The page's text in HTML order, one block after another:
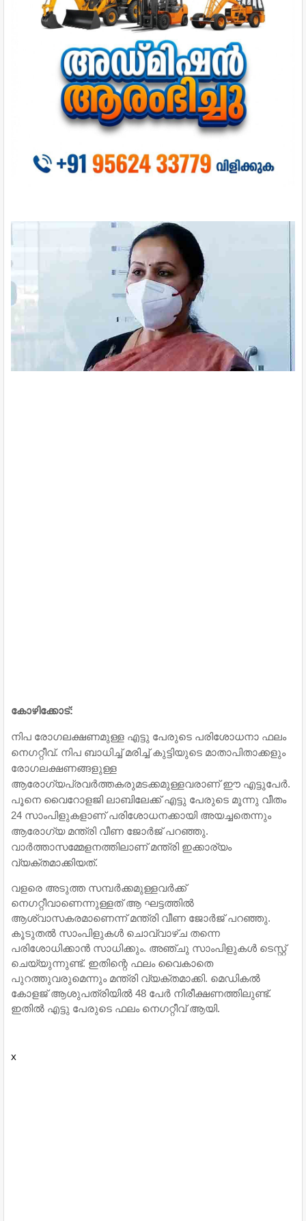
കോഴിക്കോട്:
നിപ രോഗലക്ഷണമുള്ള എട്ടു പേരുടെ പരിശോധനാ ഫലം
നെഗറ്റീവ്. നിപ ബാധിച്ച് മരിച്ച് കുട്ടിയുടെ മാതാപിതാക്കളും
രോഗലക്ഷണങ്ങളുള്ള
ആരോഗ്യപ്രവര്‍ത്തകരുമടക്കമുള്ളവരാണ് ഈ എട്ടുപേര്‍.
പൂനെ വൈറോളജി ലാബിലേക്ക് എട്ടു പേരുടെ മൂന്നു വീതം
24 സാംപിളുകളാണ് പരിശോധനക്കായി അയച്ചതെന്നും
ആരോഗ്യ മന്ത്രി വീണ ജോര്‍ജ് പറഞ്ഞു.
വാര്‍ത്താസമ്മേളനത്തിലാണ് മന്ത്രി ഇക്കാര്യം
വ്യക്തമാക്കിയത്.
വളരെ അടുത്ത സമ്പര്‍ക്കമുള്ളവര്‍ക്ക്
നെഗറ്റീവാണെന്നുള്ളത് ആ ഘട്ടത്തില്‍
ആശ്വാസകരമാണെന്ന് മന്ത്രി വീണ ജോര്‍ജ് പറഞ്ഞു.
കൂടുതല്‍ സാംപിളുകള്‍ ചൊവ്വാഴ്ച തന്നെ
പരിശോധിക്കാന്‍ സാധിക്കും. അഞ്ചു സാംപിളുകള്‍ ടെസ്റ്റ്
ചെയ്യുന്നുണ്ട്. ഇതിന്റെ ഫലം വൈകാതെ
പുറത്തുവരുമെന്നും മന്ത്രി വ്യക്തമാക്കി. മെഡികല്‍
കോളജ് ആശുപത്രിയില്‍ 48 പേര്‍ നിരീക്ഷണത്തിലുണ്ട്.
ഇതില്‍ എട്ടു പേരുടെ ഫലം നെഗറ്റീവ് ആയി.
x